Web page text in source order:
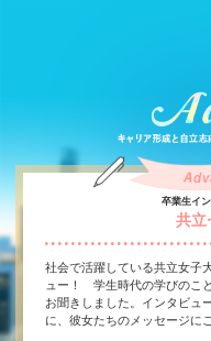
卒業生イ
共立
社会で活躍している共立女子
ュー！ 学生時代の学びのこ
お聞きしました。インタビュ
に、彼女たちのメッセージに